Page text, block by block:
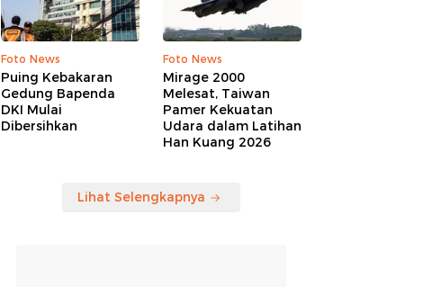
Foto News
Puing Kebakaran
Gedung Bapenda
DKI Mulai
Dibersihkan
Foto News
Mirage 2000
Melesat, Taiwan
Pamer Kekuatan
Udara dalam Latihan
Han Kuang 2026
Lihat Selengkapnya